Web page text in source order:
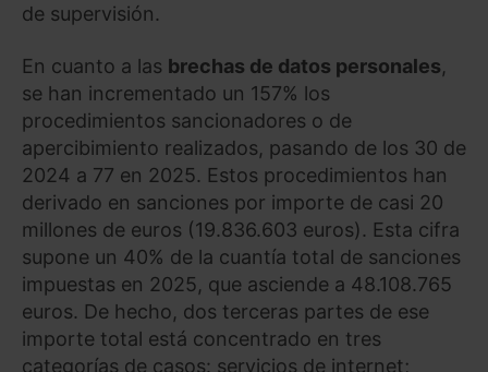
de supervisión.
En cuanto a las brechas de datos personales,
se han incrementado un 157% los
procedimientos sancionadores o de
apercibimiento realizados, pasando de los 30 de
2024 a 77 en 2025. Estos procedimientos han
derivado en sanciones por importe de casi 20
millones de euros (19.836.603 euros). Esta cifra
supone un 40% de la cuantía total de sanciones
impuestas en 2025, que asciende a 48.108.765
euros. De hecho, dos terceras partes de ese
importe total está concentrado en tres
categorías de casos: servicios de internet;